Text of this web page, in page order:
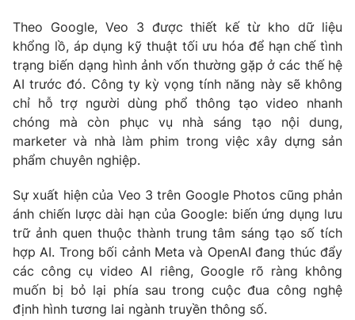
THỜI BÁO VTV
Theo dõi báo trên
Cơ quan chủ quản:Đài Truyền hình Việt Nam
Cơ quan báo chí:
Giấy phép hoạt động báo in và báo điện tử số 483/GP-BTTTT
cấp ngày 29/12/2023
Tổng Biên tập:
Vũ Thanh Thủy
Phó Tổng Biên tập:Nguyễn Thị Mỹ Hạnh, Phạm Quốc Thắng,
Nguyễn Trọng Ninh
Tổng đài VTV:024.38 355 931 - 024.38 355 932
Theo Google, Veo 3 được thiết kế từ kho dữ liệu
khổng lồ, áp dụng kỹ thuật tối ưu hóa để hạn chế tình
trạng biến dạng hình ảnh vốn thường gặp ở các thế hệ
AI trước đó. Công ty kỳ vọng tính năng này sẽ không
chỉ hỗ trợ người dùng phổ thông tạo video nhanh
chóng mà còn phục vụ nhà sáng tạo nội dung,
marketer và nhà làm phim trong việc xây dựng sản
phẩm chuyên nghiệp.
Sự xuất hiện của Veo 3 trên Google Photos cũng phản
ánh chiến lược dài hạn của Google: biến ứng dụng lưu
trữ ảnh quen thuộc thành trung tâm sáng tạo số tích
hợp AI. Trong bối cảnh Meta và OpenAI đang thúc đẩy
các công cụ video AI riêng, Google rõ ràng không
muốn bị bỏ lại phía sau trong cuộc đua công nghệ
định hình tương lai ngành truyền thông số.